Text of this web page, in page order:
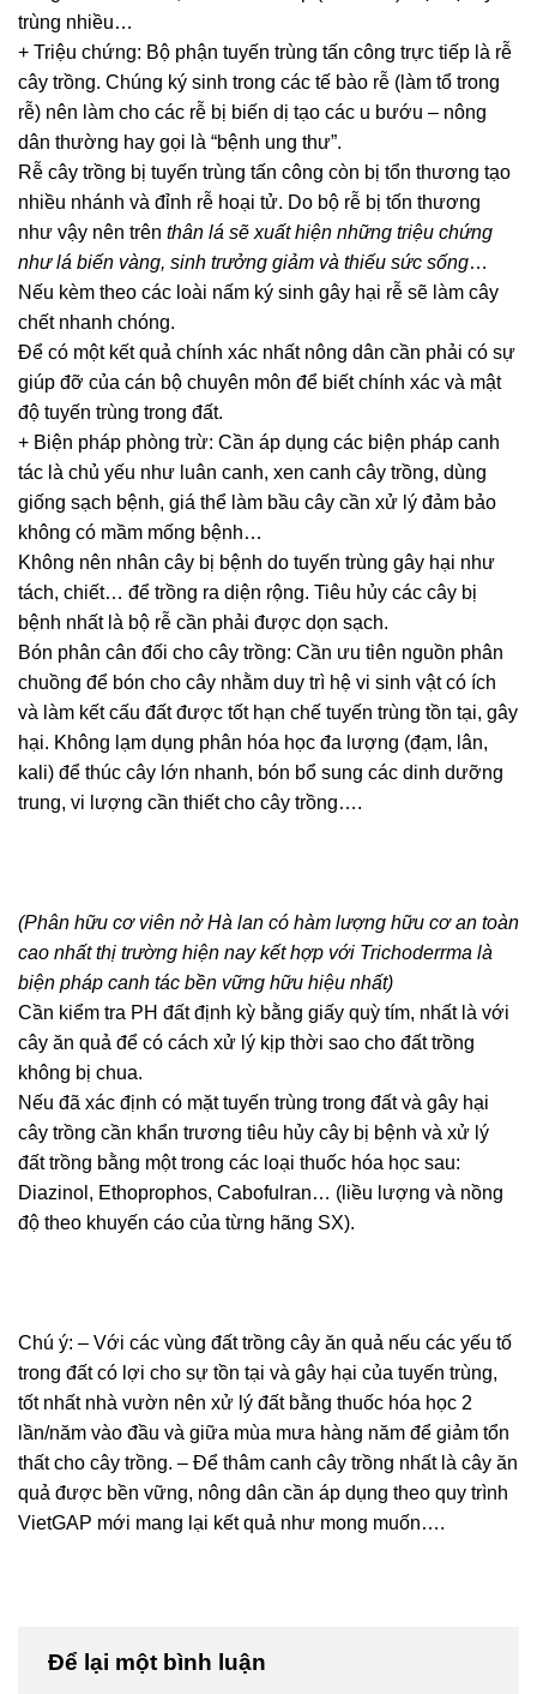
trùng nhiều…
+ Triệu chứng: Bộ phận tuyến trùng tấn công trực tiếp là rễ
cây trồng. Chúng ký sinh trong các tế bào rễ (làm tổ trong
rễ) nên làm cho các rễ bị biến dị tạo các u bướu – nông
dân thường hay gọi là “bệnh ung thư”.
Rễ cây trồng bị tuyến trùng tấn công còn bị tổn thương tạo
nhiều nhánh và đỉnh rễ hoại tử. Do bộ rễ bị tốn thương
như vậy nên trên thân lá sẽ xuất hiện những triệu chứng
như lá biến vàng, sinh trưởng giảm và thiếu sức sống…
Nếu kèm theo các loài nấm ký sinh gây hại rễ sẽ làm cây
chết nhanh chóng.
Để có một kết quả chính xác nhất nông dân cần phải có sự
giúp đỡ của cán bộ chuyên môn để biết chính xác và mật
độ tuyến trùng trong đất.
+ Biện pháp phòng trừ: Cần áp dụng các biện pháp canh
tác là chủ yếu như luân canh, xen canh cây trồng, dùng
giống sạch bệnh, giá thể làm bầu cây cần xử lý đảm bảo
không có mầm mống bệnh…
Không nên nhân cây bị bệnh do tuyến trùng gây hại như
tách, chiết… để trồng ra diện rộng. Tiêu hủy các cây bị
bệnh nhất là bộ rễ cần phải được dọn sạch.
Bón phân cân đối cho cây trồng: Cần ưu tiên nguồn phân
chuồng để bón cho cây nhằm duy trì hệ vi sinh vật có ích
và làm kết cấu đất được tốt hạn chế tuyến trùng tồn tại, gây
hại. Không lạm dụng phân hóa học đa lượng (đạm, lân,
kali) để thúc cây lớn nhanh, bón bổ sung các dinh dưỡng
trung, vi lượng cần thiết cho cây trồng….
(Phân hữu cơ viên nở Hà lan có hàm lượng hữu cơ an toàn
cao nhất thị trường hiện nay kết hợp với Trichoderrma là
biện pháp canh tác bền vững hữu hiệu nhất)
Cần kiểm tra PH đất định kỳ bằng giấy quỳ tím, nhất là với
cây ăn quả để có cách xử lý kịp thời sao cho đất trồng
không bị chua.
Nếu đã xác định có mặt tuyến trùng trong đất và gây hại
cây trồng cần khẩn trương tiêu hủy cây bị bệnh và xử lý
đất trồng bằng một trong các loại thuốc hóa học sau:
Diazinol, Ethoprophos, Cabofulran… (liều lượng và nồng
độ theo khuyến cáo của từng hãng SX).
Chú ý: – Với các vùng đất trồng cây ăn quả nếu các yếu tố
trong đất có lợi cho sự tồn tại và gây hại của tuyến trùng,
tốt nhất nhà vườn nên xử lý đất bằng thuốc hóa học 2
lần/năm vào đầu và giữa mùa mưa hàng năm để giảm tổn
thất cho cây trồng. – Để thâm canh cây trồng nhất là cây ăn
quả được bền vững, nông dân cần áp dụng theo quy trình
VietGAP mới mang lại kết quả như mong muốn….
Để lại một bình luận